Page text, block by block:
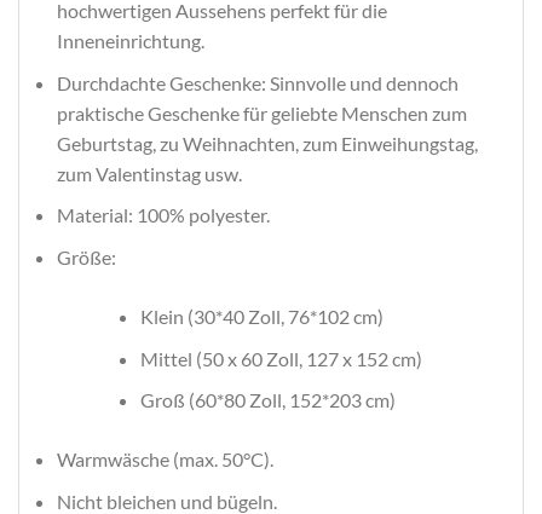
hochwertigen Aussehens perfekt für die
Inneneinrichtung.
Durchdachte Geschenke: Sinnvolle und dennoch
praktische Geschenke für geliebte Menschen zum
Geburtstag, zu Weihnachten, zum Einweihungstag,
zum Valentinstag usw.
Material: 100% polyester.
Größe:
Klein (30*40 Zoll, 76*102 cm)
Mittel (50 x 60 Zoll, 127 x 152 cm)
Groß (60*80 Zoll, 152*203 cm)
Warmwäsche (max. 50°C).
Nicht bleichen und bügeln.